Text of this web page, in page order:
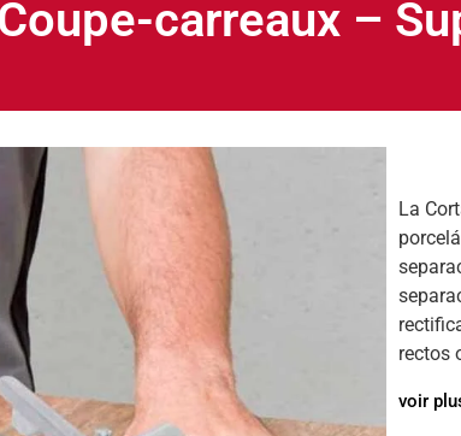
carreaux –
La
rectos
voir